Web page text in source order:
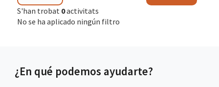
S'han trobat 0activitats
No se ha aplicado ningún filtro
¿En qué podemos ayudarte?